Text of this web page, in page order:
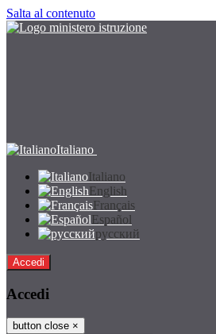
Salta al contenuto
Italiano
Italiano
English
Français
Español
русский
Accedi
Accedi
button close ×